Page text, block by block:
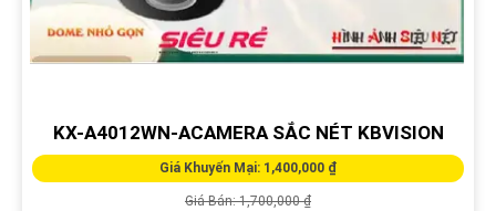
KX-A4012WN-ACAMERA SẮC NÉT KBVISION
Giá Khuyến Mại: 1,400,000 ₫
Giá Bán: 1,700,000 ₫